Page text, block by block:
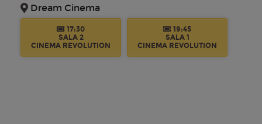
Dream Cinema
17:30
SALA 2
CINEMA REVOLUTION
19:45
SALA 1
CINEMA REVOLUTION